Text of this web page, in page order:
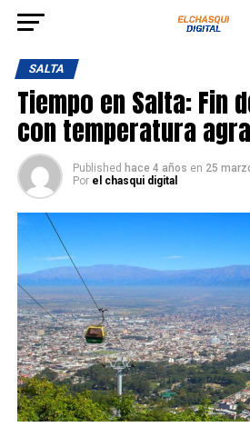
SALTA
Tiempo en Salta: Fin
con temperatura
Published hace 4 años en 25
Por el chasqui digital